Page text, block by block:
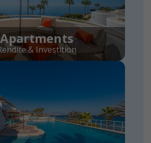
Apartments
& Investition